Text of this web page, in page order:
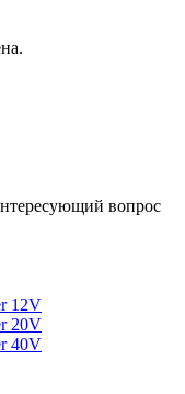
вопрос
12V
20V
40V